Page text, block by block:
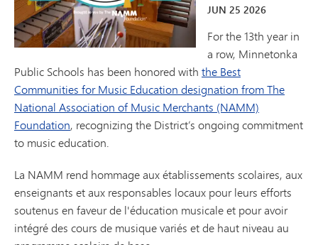
JUN 25 2026
For the 13th year in
a row, Minnetonka
Public Schools has been honored with the Best
Communities for Music Education designation from The
National Association of Music Merchants (NAMM)
Foundation, recognizing the District’s ongoing commitment
to music education.
La NAMM rend hommage aux établissements scolaires, aux
enseignants et aux responsables locaux pour leurs efforts
soutenus en faveur de l'éducation musicale et pour avoir
intégré des cours de musique variés et de haut niveau au